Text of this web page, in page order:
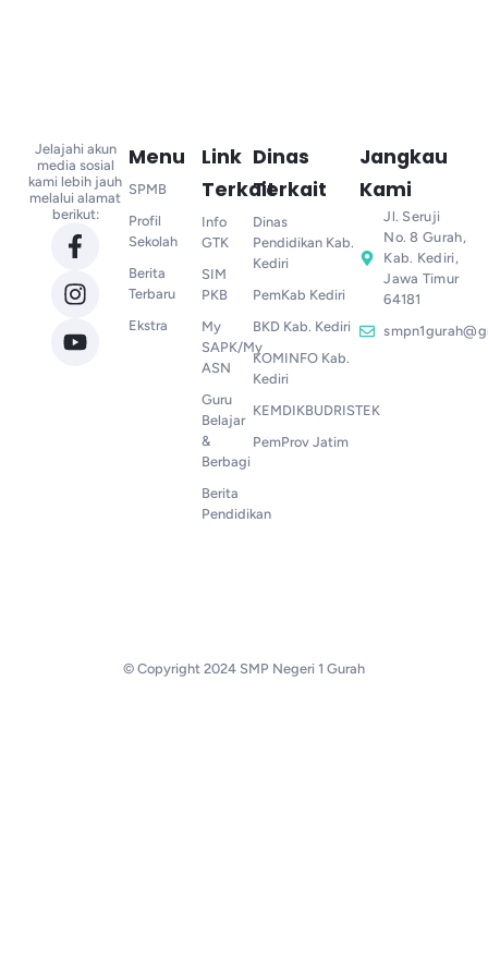
Jelajahi akun
media sosial
kami lebih jauh
melalui alamat
berikut:
Menu
SPMB
Profil
Sekolah
Berita
Terbaru
Ekstra
Link
Terkait
Info
GTK
SIM
PKB
My
SAPK/My
ASN
Guru
Belajar
&
Berbagi
Berita
Pendidikan
Dinas
Terkait
Dinas
Pendidikan Kab.
Kediri
PemKab Kediri
BKD Kab. Kediri
KOMINFO Kab.
Kediri
KEMDIKBUDRISTEK
PemProv Jatim
Jangkau
Kami
Jl. Seruji
No. 8 Gurah,
Kab. Kediri,
Jawa Timur
64181
© Copyright 2024 SMP Negeri 1 Gurah